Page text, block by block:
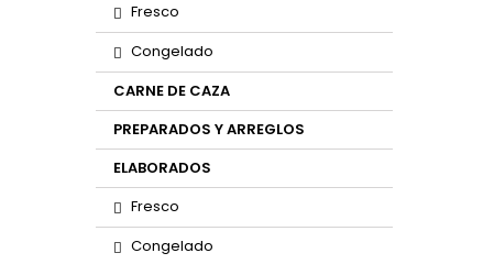
Fresco
Congelado
CARNE DE CAZA
PREPARADOS Y ARREGLOS
ELABORADOS
Fresco
Congelado